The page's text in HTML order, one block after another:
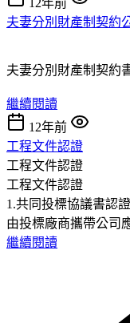
夫妻分別財產制契約
夫妻分別財產制契約
繼續閱讀
12年前
工程文件認證
工程文件認證
工程文件認證
1.共同投標協議書認證
由投標廠商攜帶公司
繼續閱讀